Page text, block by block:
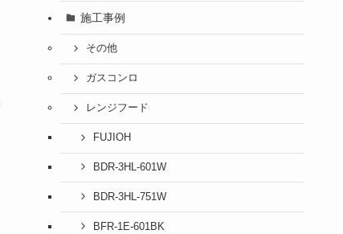
施工事例
その他
ガスコンロ
レンジフード
FUJIOH
BDR-3HL-601W
BDR-3HL-751W
BFR-1E-601BK